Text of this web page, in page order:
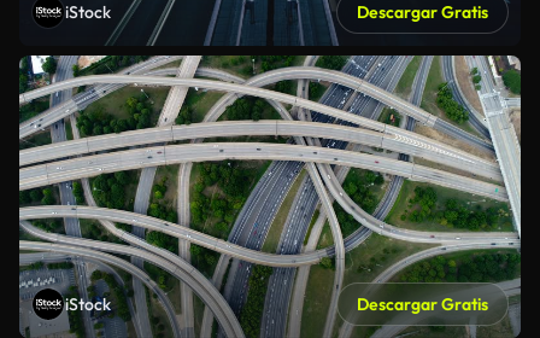
iStock Descargar Gratis
iStock Descargar Gratis